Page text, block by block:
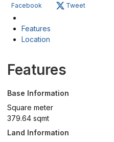
Facebook Tweet
Features
Location
Features
Base Information
Square meter
379.64 sqmt
Land Information